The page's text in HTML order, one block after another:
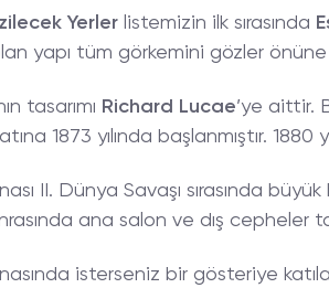
Yerler listemizin ilk sırasında
yapı tüm görkemini gözler önüne
tasarımı Richard Lucae’ye aittir.
1873 yılında başlanmıştır. 1880
II. Dünya Savaşı sırasında
ana salon ve dış
isterseniz bir gösteriye